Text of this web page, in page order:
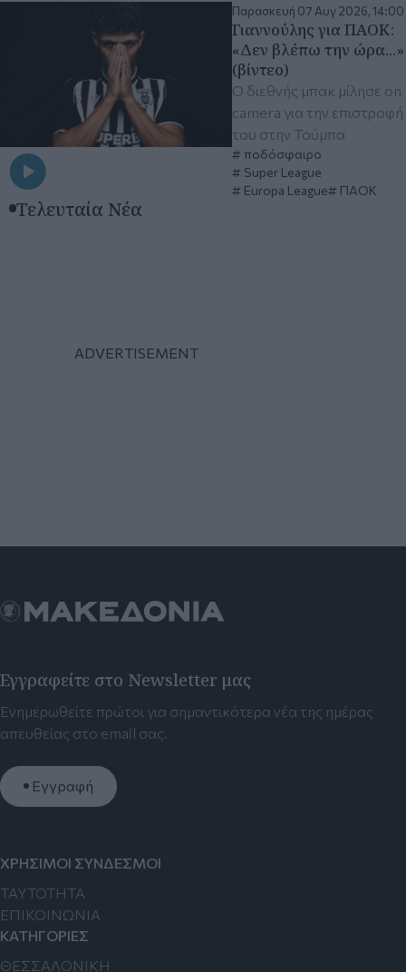
Παρασκευή 07 Αυγ 2026, 14:00
Γιαννούλης για ΠΑΟΚ:
«Δεν βλέπω την ώρα...»
(βίντεο)
Ο διεθνής μπακ μίλησε on
camera για την επιστροφή
του στην Τούμπα
ποδόσφαιρο
Super League
Europa League
ΠΑΟΚ
Τελευταία Νέα
Εγγραφείτε στο Newsletter μας
Ενημερωθείτε πρώτοι για σημαντικότερα νέα της ημέρας
απευθείας στο email σας.
Εγγραφή
ΧΡΗΣΙΜΟΙ ΣΥΝΔΕΣΜΟΙ
TAYTOTHTA
ΕΠΙΚΟΙΝΩΝΙΑ
ΚΑΤΗΓΟΡΙΕΣ
ΘΕΣΣΑΛΟΝΙΚΗ